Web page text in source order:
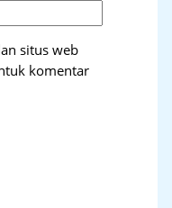
situs web
komentar